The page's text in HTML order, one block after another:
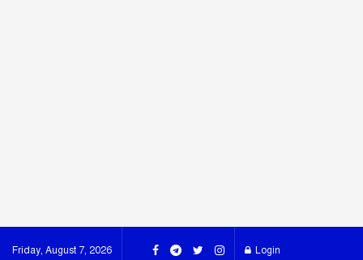
Friday, August 7, 2026 Login